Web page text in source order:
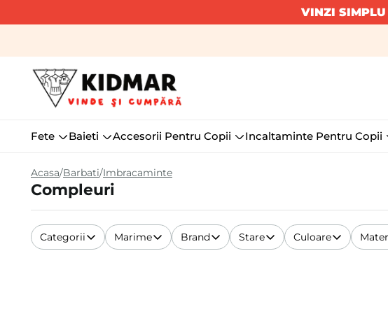
VINZI
Fete Baieti Accesorii Pentru Copii Incaltaminte Pentru Copii
Acasa Barbati Imbracaminte
Compleuri
Categorii Marime Brand Stare Culoare